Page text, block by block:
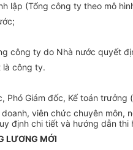
lập (Tổng công ty theo mô
công ty do Nhà nước quyết
là công ty.
Phó Giám đốc, Kế toán
viên chức chuyên
định chi tiết và hướng dẫn
LƯƠNG MỚI